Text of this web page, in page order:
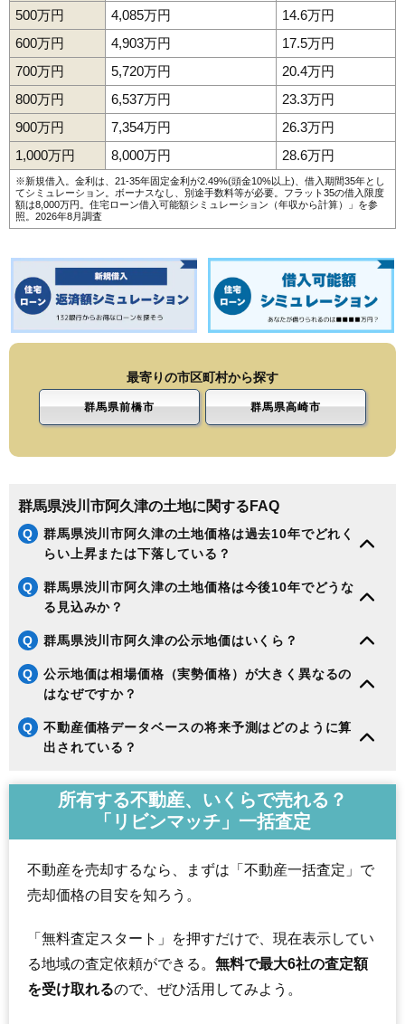
500万円
4,085万円
14.6万円
600万円
4,903万円
17.5万円
700万円
5,720万円
20.4万円
800万円
6,537万円
23.3万円
900万円
7,354万円
26.3万円
1,000万円
8,000万円 28.6万円
※新規借入。金利は、21-35年固定金利が2.49%(頭金10%以上)、借入期間35年とし
てシミュレーション。ボーナスなし、別途手数料等が必要。フラット35の借入限度
額は8,000万円。 住宅ローン借入可能額シミュレーション（年収から計算）
」を参
照。2026年8月調査
最寄りの市区町村から探す
群馬県前橋市 群馬県高崎市
群馬県渋川市阿久津の土地に関するFAQ
Q
群馬県渋川市阿久津の土地価格は過去10年でどれく
らい上昇または下落している？
Q
群馬県渋川市阿久津の土地価格は今後10年でどうな
る見込みか？
Q 群馬県渋川市阿久津の公示地価はいくら？
Q
公示地価は相場価格（実勢価格）が大きく異なるの
はなぜですか？
Q
不動産価格データベースの将来予測はどのように算
出されている？
所有する不動産、いくらで売れる？
「リビンマッチ」一括査定
不動産を売却するなら、まずは「不動産一括査定」で
売却価格の目安を知ろう。
「無料査定スタート」を押すだけで、現在表示してい
る地域の査定依頼ができる。 無料で最大6社の査定額
を受け取れるので、ぜひ活用してみよう。